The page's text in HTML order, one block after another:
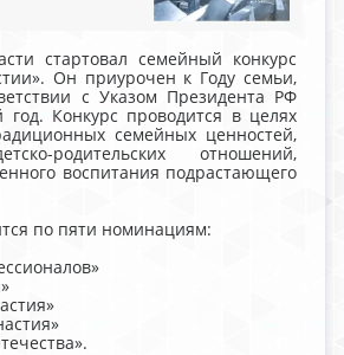
стартовал семейный конкурс
Он приурочен к Году семьи,
с Указом Президента РФ
год. Конкурс проводится в целях
семейных ценностей,
родительских отношений,
воспитания подрастающего
по пяти номинациям: